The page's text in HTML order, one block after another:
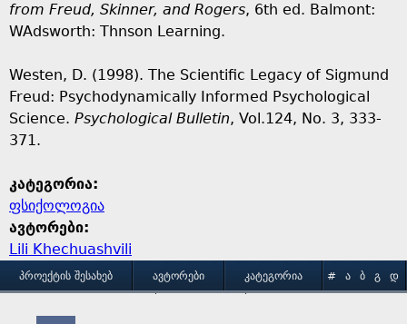
from Freud, Skinner, and Rogers, 6th ed. Balmont:
WAdsworth: Thnson Learning.
Westen, D. (1998). The Scientific Legacy of Sigmund
Freud: Psychodynamically Informed Psychological
Science. Psychological Bulletin, Vol.124, No. 3, 333-
371.
კატეგორია:
ფსიქოლოგია
ავტორები:
Lili Khechuashvili
MᲞᲠᲝᲔᲥᲢᲘᲡ ᲨᲔᲡᲐᲮᲔᲑ ᲐᲕᲢᲝᲠᲔᲑᲘ ᲙᲐᲢᲔᲒᲝᲠᲘᲐ # Ა Ბ Გ
Დ